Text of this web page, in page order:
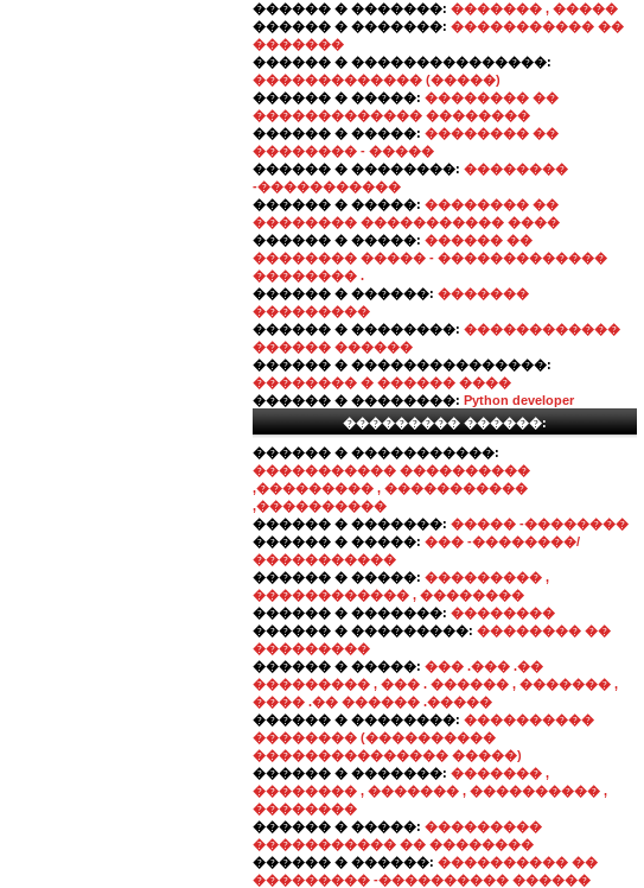
������ � �������: ������� , �����
������ � �������: ����������� ��
�������
������ � ���������������:
������������� (�����)
������ � �����: �������� ��
������������� ��������
������ � �����: �������� ��
�������� - �����
������ � ��������: ��������
-�����������
������ � �����: �������� ��
�������� ����������� ����
������ � �����: ������ ��
�������� ����� - �������������
�������� .
������ � ������: �������
���������
������ � ��������: ������������
������ ������
������ � ���������������:
�������� � ������ ����
������ � ��������: Python developer
��������� ������:
������ � �����������:
����������� ����������
,��������� , �����������
,����������
������ � �������: ����� -��������
������ � �����: ��� -��������/
�����������
������ � �����: ��������� ,
������������ , ��������
������ � �������: ��������
������ � ���������: �������� ��
���������
������ � �����: ��� .��� .��
��������� , ��� . ������ , ������� ,
���� .�� ������ .�����
������ � ��������: ����������
�������� (����������
��������������� �����)
������ � �������: ������� ,
�������� , ������� , ���������� ,
��������
������ � �����: ���������
����������� �� ��������
������ � ������: ���������� ��
��������� -���������� ������